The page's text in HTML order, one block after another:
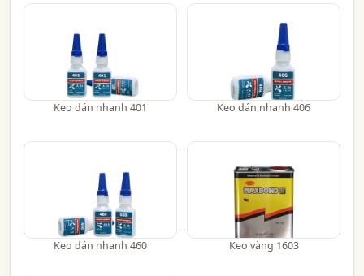
Keo dán nhanh 401 Keo dán nhanh 406
Keo dán nhanh 460 Keo vàng 1603